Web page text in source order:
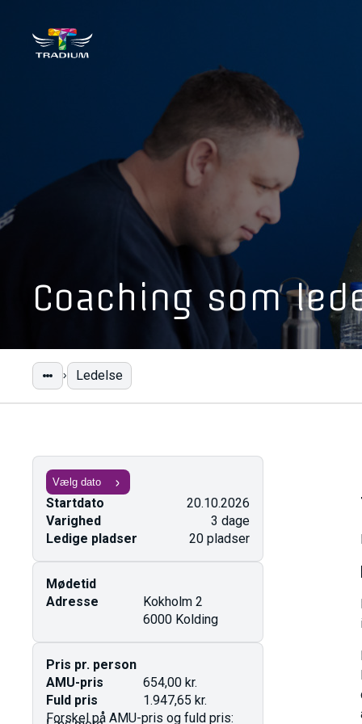
Coaching som
Ledelse
Startdato
20.10.2026
Varighed
3 dage
Ledige pladser
20 pladser
Mødetid
Adresse
Kokholm 2
6000 Kolding
Pris pr. person
AMU-pris
654,00 kr.
Fuld pris
1.947,65 kr.
Forskel på AMU-pris og fuld pris: